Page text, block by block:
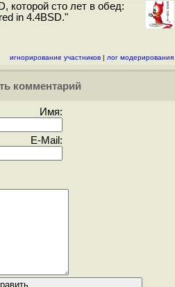
которой сто лет в обед:
in 4.4BSD."
игнорирование участников | лог модерирования
комментарий
Имя:
E-Mail: